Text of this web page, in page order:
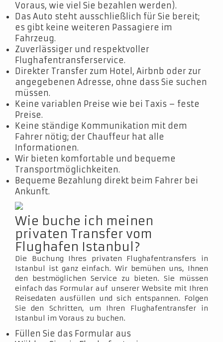
Voraus, wie viel Sie bezahlen werden).
Das Auto steht ausschließlich für Sie bereit;
es gibt keine weiteren Passagiere im
Fahrzeug.
Zuverlässiger und respektvoller
Flughafentransferservice.
Direkter Transfer zum Hotel, Airbnb oder zur
angegebenen Adresse, ohne dass Sie suchen
müssen.
Keine variablen Preise wie bei Taxis – feste
Preise.
Keine ständige Kommunikation mit dem
Fahrer nötig; der Chauffeur hat alle
Informationen.
Wir bieten komfortable und bequeme
Transportmöglichkeiten.
Bequeme Bezahlung direkt beim Fahrer bei
Ankunft.
Wie buche ich meinen
privaten Transfer vom
Flughafen Istanbul?
Die Buchung Ihres privaten Flughafentransfers in
Istanbul ist ganz einfach. Wir bemühen uns, Ihnen
den bestmöglichen Service zu bieten. Sie müssen
einfach das Formular auf unserer Website mit Ihren
Reisedaten ausfüllen und sich entspannen. Folgen
Sie den Schritten, um Ihren Flughafentransfer in
Istanbul im Voraus zu buchen.
Füllen Sie das Formular aus